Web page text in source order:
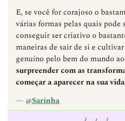
E, se você for corajoso o
várias formas pelas quais pode
conseguir ser criativo o
maneiras de sair de si e
genuíno pelo bem do mundo
surpreender com as
começar a aparecer na sua vida
— @Sarinha